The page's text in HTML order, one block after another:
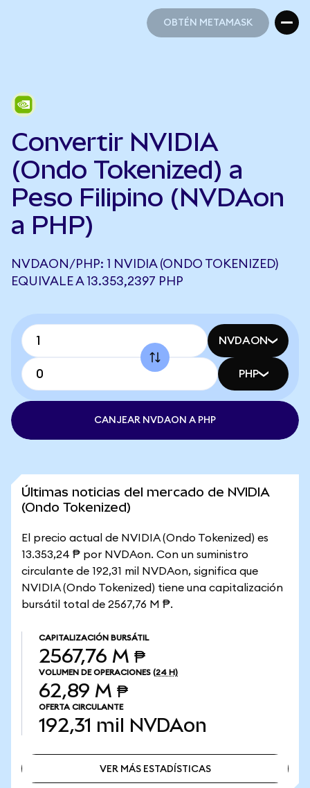
OBTÉN METAMASK
Convertir NVIDIA
(Ondo Tokenized) a
Peso Filipino (NVDAon
a PHP)
NVDAON/PHP: 1 NVIDIA (ONDO TOKENIZED)
EQUIVALE A 13.353,2397 PHP
NVDAON
PHP
CANJEAR NVDAON A PHP
Últimas noticias del mercado de NVIDIA
(Ondo Tokenized)
El precio actual de NVIDIA (Ondo Tokenized) es
13.353,24 ₱ por NVDAon. Con un suministro
circulante de 192,31 mil NVDAon, significa que
NVIDIA (Ondo Tokenized) tiene una capitalización
bursátil total de 2567,76 M ₱.
CAPITALIZACIÓN BURSÁTIL
2567,76 M ₱
VOLUMEN DE OPERACIONES (24 H)
62,89 M ₱
OFERTA CIRCULANTE
192,31 mil NVDAon
VER MÁS ESTADÍSTICAS